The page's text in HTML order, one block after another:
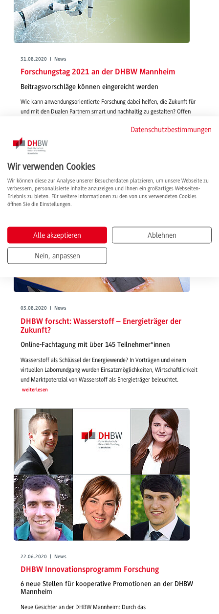
31.08.2020 | News
Forschungstag 2021 an der DHBW Mannheim
Beitragsvorschläge können eingereicht werden
Wie kann anwendungsorientierte Forschung dabei helfen, die Zukunft für
und mit den Dualen Partnern smart und nachhaltig zu gestalten? Offen
weiterlesen
03.08.2020 | News
DHBW forscht: Wasserstoff – Energieträger der
Zukunft?
Online-Fachtagung mit über 145 Teilnehmer*innen
Wasserstoff als Schlüssel der Energiewende? In Vorträgen und einem
virtuellen Laborrundgang wurden Einsatzmöglichkeiten, Wirtschaftlichkeit
und Marktpotenzial von Wasserstoff als Energieträger beleuchtet.
weiterlesen
22.06.2020 | News
DHBW Innovationsprogramm Forschung
6 neue Stellen für kooperative Promotionen an der DHBW
Mannheim
Neue Gesichter an der DHBW Mannheim: Durch das
Datenschutzbestimmungen
Wir verwenden Cookies
Wir können diese zur Analyse unserer Besucherdaten platzieren, um unsere Webseite zu
verbessern, personalisierte Inhalte anzuzeigen und Ihnen ein großartiges Webseiten-
Erlebnis zu bieten. Für weitere Informationen zu den von uns verwendeten Cookies
öffnen Sie die Einstellungen.
Alle akzeptieren Ablehnen
Nein, anpassen